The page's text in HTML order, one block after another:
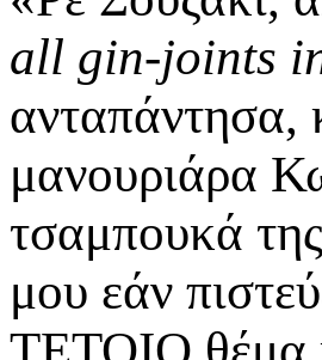
all gin-joints
ανταπάντησα,
μανουριάρα
τσαμπουκά
μου εάν